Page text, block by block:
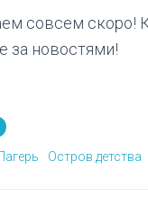
совсем скоро!
за новостями!
Остров детства